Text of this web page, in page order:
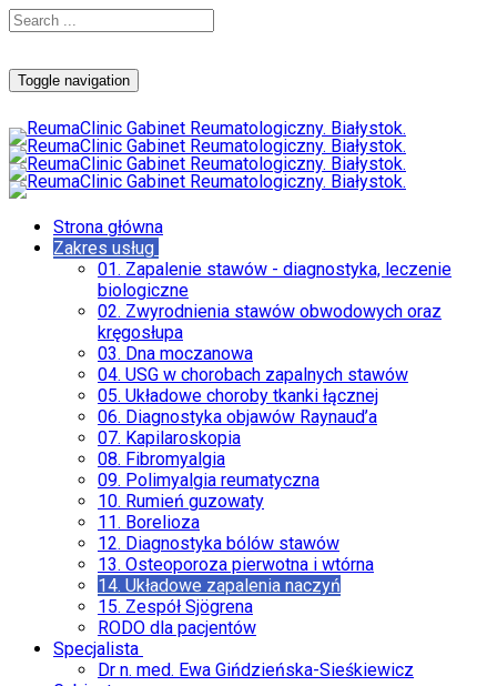
Toggle navigation
Strona główna
Zakres usług
01. Zapalenie stawów - diagnostyka, leczenie
biologiczne
02. Zwyrodnienia stawów obwodowych oraz
kręgosłupa
03. Dna moczanowa
04. USG w chorobach zapalnych stawów
05. Układowe choroby tkanki łącznej
06. Diagnostyka objawów Raynaud’a
07. Kapilaroskopia
08. Fibromyalgia
09. Polimyalgia reumatyczna
10. Rumień guzowaty
11. Borelioza
12. Diagnostyka bólów stawów
13. Osteoporoza pierwotna i wtórna
14. Układowe zapalenia naczyń
15. Zespół Sjögrena
RODO dla pacjentów
Specjalista
Dr n. med. Ewa Gińdzieńska-Sieśkiewicz